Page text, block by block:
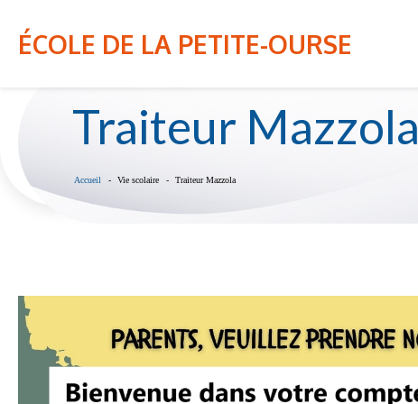
ÉCOLE DE LA PETITE-OURSE
NOTRE ÉCOLE INFO-PARENTS
Traiteur Mazzola
Accueil Vie scolaire Traiteur Mazzola